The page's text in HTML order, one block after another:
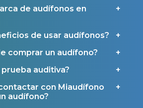
de audífonos en
de usar audífonos?
comprar un audífono?
auditiva?
con Miaudífono
audífono?